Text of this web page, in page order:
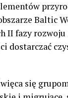
Baltic
II fazy
dostarczać
się